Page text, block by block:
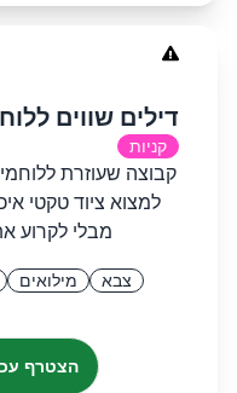
דילים שווים
קניות
קבוצה שעוזרת
למצוא ציוד טקטי
מבלי לקרוע
צבא מילואים
הצטרף